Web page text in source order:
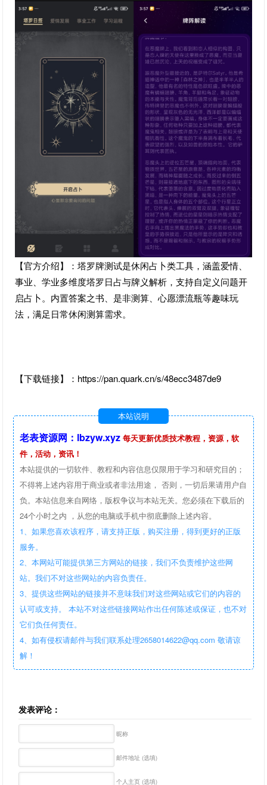
【官方介绍】：塔罗牌测试是休闲占卜类工具，涵盖爱情、
事业、学业多维度塔罗日占与牌义解析，支持自定义问题开
启占卜。内置答案之书、是非测算、心愿漂流瓶等趣味玩
法，满足日常休闲测算需求。
【下载链接】：https://pan.quark.cn/s/48ecc3487de9
本站说明
老表资源网：lbzyw.xyz 每天更新优质技术教程，资源，软
件，活动，资讯！
本站提供的一切软件、教程和内容信息仅限用于学习和研究目的；
不得将上述内容用于商业或者非法用途， 否则，一切后果请用户自
负。本站信息来自网络，版权争议与本站无关。您必须在下载后的
24个小时之内 ，从您的电脑或手机中彻底删除上述内容。
1、如果您喜欢该程序，请支持正版，购买注册，得到更好的正版
服务。
2、本网站可能提供第三方网站的链接，我们不负责维护这些网
站。我们不对这些网站的内容负责任。
3、提供这些网站的链接并不意味我们对这些网站或它们的内容的
认可或支持。 本站不对这些链接网站作出任何陈述或保证，也不对
它们负任何责任。
4、如有侵权请邮件与我们联系处理2658014622@qq.com 敬请谅
解！
发表评论：
昵称
邮件地址 (选填)
个人主页 (选填)